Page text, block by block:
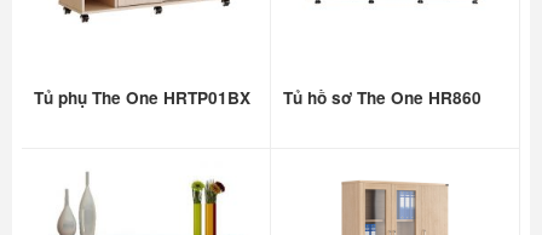
Tủ phụ The One HRTP01BX Tủ hồ sơ The One HR860